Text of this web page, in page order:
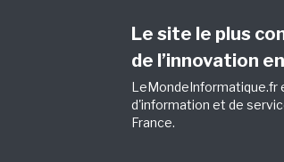
Le site le plus
de l’innovation
LeMondeInformatique.fr
d'information et de
France.